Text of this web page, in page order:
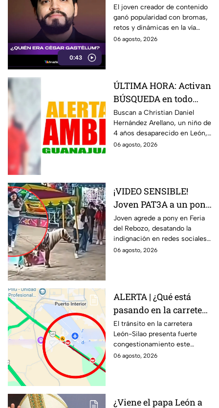
0:43
transmisión? Esto
sabemos
El joven creador de contenido
ganó popularidad con bromas,
retos y dinámicas en la vía
pública.
06 agosto, 2026
ÚLTIMA HORA: Activan
BÚSQUEDA en todo
Guanajuato de
Christian Daniel,
pequeño de 4 años
desaparecido en León
Buscan a Christian Daniel
Hernández Arellano, un niño de
4 años desaparecido en León,
Guanajuato. La Alerta Amber
06 agosto, 2026
¡VIDEO SENSIBLE!
Joven PAT3A a un pony
atado a una atracción
de feria; reacción de la
agresora ENFURECE a
las redes
Joven agrede a pony en Feria
del Rebozo, desatando la
indignación en redes sociales.
No te pierdas la reacción de la
06 agosto, 2026
ALERTA | ¿Qué está
pasando en la carretera
León-Silao HOY jueves?
Reportan tráfico
intenso rumbo al
Aeropuerto
El tránsito en la carretera
León-Silao presenta fuerte
congestionamiento este
jueves 6 de agosto,
06 agosto, 2026
¿Viene el papa León a